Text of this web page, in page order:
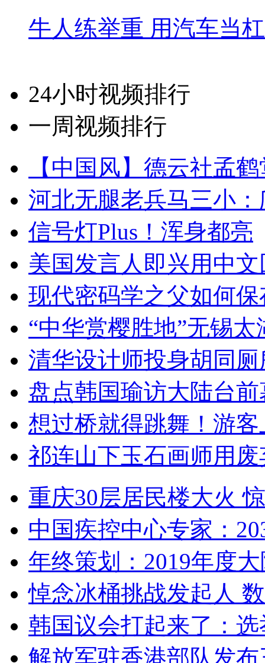
牛人练举重 用汽车当
24小时视频排行
一周视频排行
【中国风】德云社孟
河北无腿老兵马三小
信号灯Plus！浑身都亮
美国发言人即兴用中
现代密码学之父如何
“中华赏樱胜地”无锡
清华设计师投身胡同
盘点韩国瑜访大陆台
想过桥就得跳舞！游客
祁连山下玉石画师用
重庆30层居民楼大火
中国疾控中心专家：
年终策划：2019年度
悼念冰桶挑战发起人
韩国议会打起来了：
解放军驻香港部队发